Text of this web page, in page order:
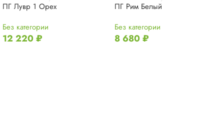
ПГ Лувр 1 Орех
Без категории
12 220₽
ПГ Рим Белый
Без категории
8 680₽